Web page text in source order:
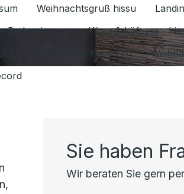
Datenschutz 1.6.2026 umschalten
Weihnachtsgruß hissu
Badsanierung
Klima & Lüftung -
Was nur wir haben HI
Sie haben
Wir beraten Sie gern